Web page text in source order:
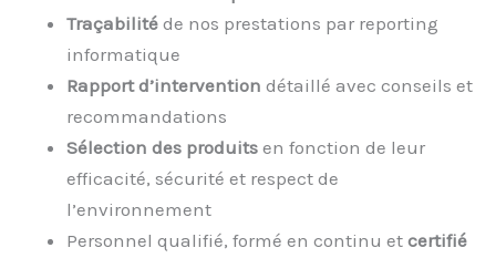
Traçabilité de nos prestations par reporting
informatique
Rapport d’intervention détaillé avec conseils et
recommandations
Sélection des produits en fonction de leur
efficacité, sécurité et respect de
l’environnement
Personnel qualifié, formé en continu et certifié